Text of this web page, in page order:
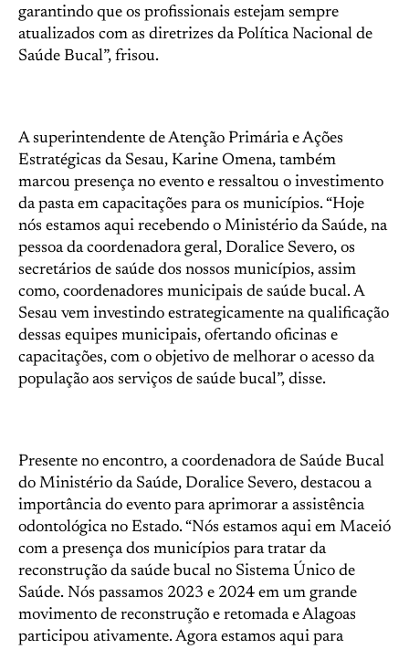
garantindo que os profissionais estejam sempre
atualizados com as diretrizes da Política Nacional de
Saúde Bucal”, frisou.
A superintendente de Atenção Primária e Ações
Estratégicas da Sesau, Karine Omena, também
marcou presença no evento e ressaltou o investimento
da pasta em capacitações para os municípios. “Hoje
nós estamos aqui recebendo o Ministério da Saúde, na
pessoa da coordenadora geral, Doralice Severo, os
secretários de saúde dos nossos municípios, assim
como, coordenadores municipais de saúde bucal. A
Sesau vem investindo estrategicamente na qualificação
dessas equipes municipais, ofertando oficinas e
capacitações, com o objetivo de melhorar o acesso da
população aos serviços de saúde bucal”, disse.
Presente no encontro, a coordenadora de Saúde Bucal
do Ministério da Saúde, Doralice Severo, destacou a
importância do evento para aprimorar a assistência
odontológica no Estado. “Nós estamos aqui em Maceió
com a presença dos municípios para tratar da
reconstrução da saúde bucal no Sistema Único de
Saúde. Nós passamos 2023 e 2024 em um grande
movimento de reconstrução e retomada e Alagoas
participou ativamente. Agora estamos aqui para